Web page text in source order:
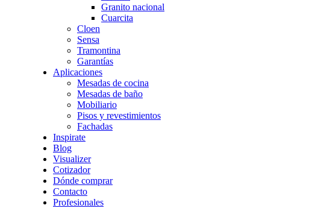
Granito nacional
Cuarcita
Cloen
Sensa
Tramontina
Garantías
Aplicaciones
Mesadas de cocina
Mesadas de baño
Mobiliario
Pisos y revestimientos
Fachadas
Inspirate
Blog
Visualizer
Cotizador
Dónde comprar
Contacto
Profesionales